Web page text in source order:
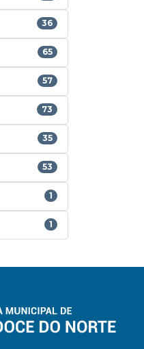
36
65
57
73
35
53
1
1